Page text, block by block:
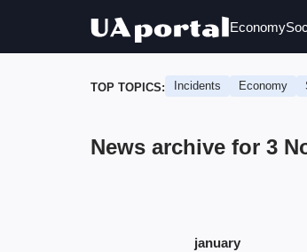
Economy
TOP TOPICS: Incidents Economy
News archive for 3
january